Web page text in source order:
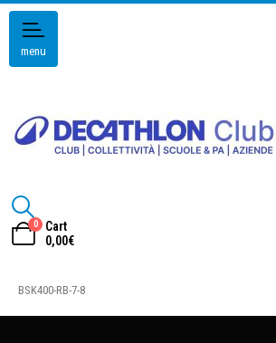
menu
0
Cart
0,00€
BSK400-RB-7-8